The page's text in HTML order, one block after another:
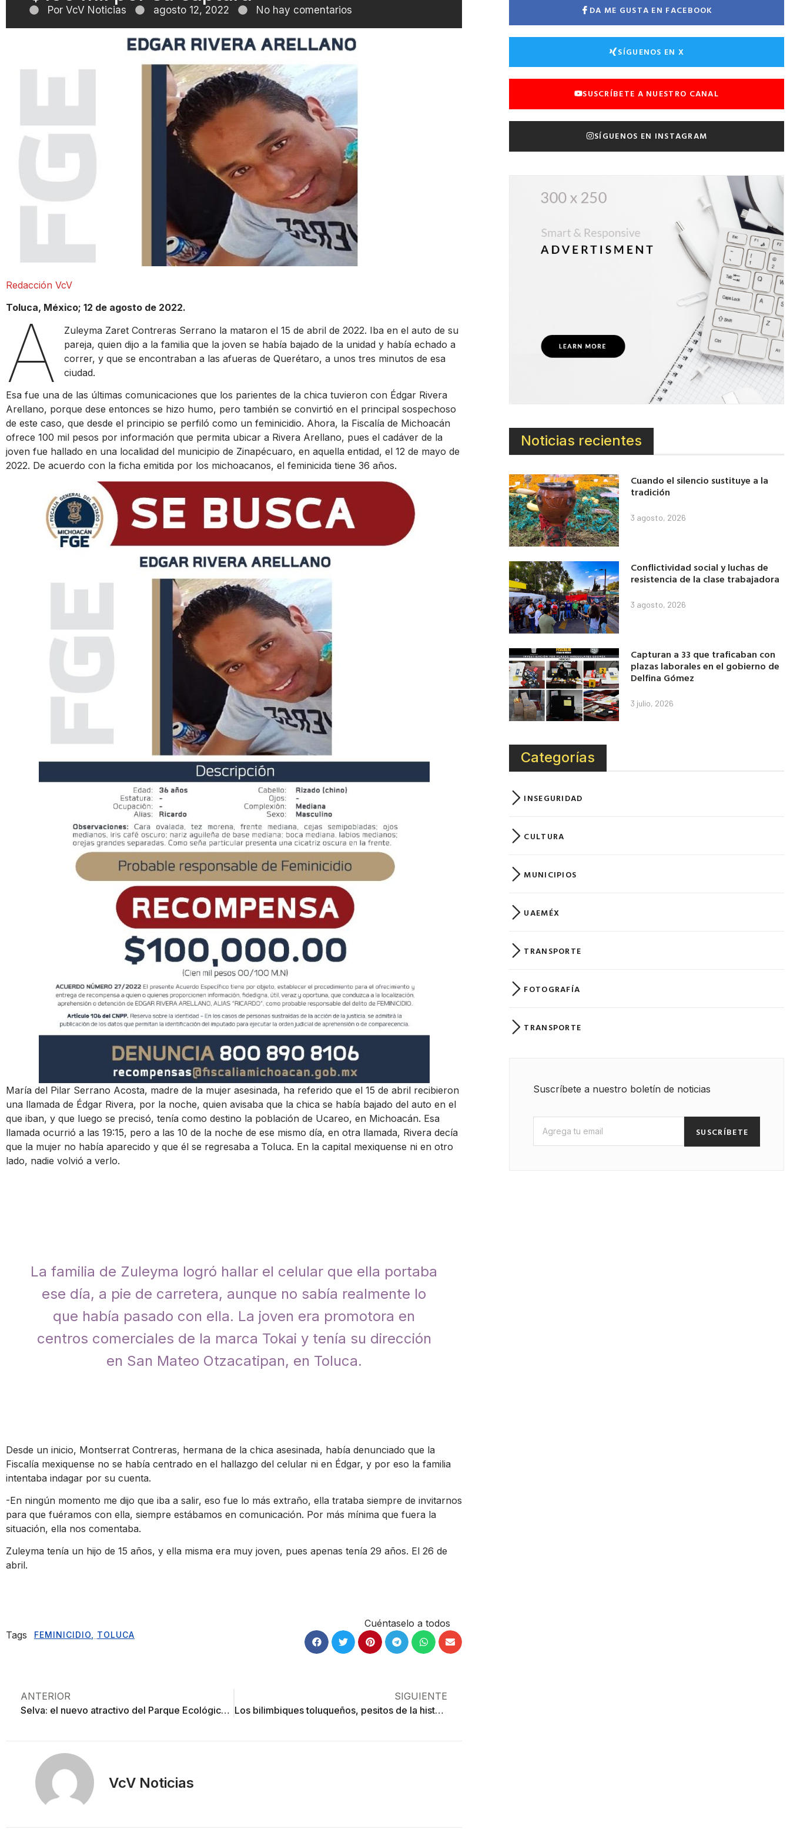
Por VcV Noticias agosto 12, 2022 No hay comentarios
Redacción VcV
Toluca, México; 12 de agosto de 2022.
A
Zuleyma Zaret Contreras Serrano la mataron el 15 de abril de 2022. Iba en el auto de su
pareja, quien dijo a la familia que la joven se había bajado de la unidad y había echado a
correr, y que se encontraban a las afueras de Querétaro, a unos tres minutos de esa
ciudad.
Esa fue una de las últimas comunicaciones que los parientes de la chica tuvieron con Édgar Rivera
Arellano, porque dese entonces se hizo humo, pero también se convirtió en el principal sospechoso
de este caso, que desde el principio se perfiló como un feminicidio. Ahora, la Fiscalía de Michoacán
ofrece 100 mil pesos por información que permita ubicar a Rivera Arellano, pues el cadáver de la
joven fue hallado en una localidad del municipio de Zinapécuaro, en aquella entidad, el 12 de mayo de
2022. De acuerdo con la ficha emitida por los michoacanos, el feminicida tiene 36 años.
María del Pilar Serrano Acosta, madre de la mujer asesinada, ha referido que el 15 de abril recibieron
una llamada de Édgar Rivera, por la noche, quien avisaba que la chica se había bajado del auto en el
que iban, y que luego se precisó, tenía como destino la población de Ucareo, en Michoacán. Esa
llamada ocurrió a las 19:15, pero a las 10 de la noche de ese mismo día, en otra llamada, Rivera decía
que la mujer no había aparecido y que él se regresaba a Toluca. En la capital mexiquense ni en otro
lado, nadie volvió a verlo.
La familia de Zuleyma logró hallar el celular que ella portaba
ese día, a pie de carretera, aunque no sabía realmente lo
que había pasado con ella. La joven era promotora en
centros comerciales de la marca Tokai y tenía su dirección
en San Mateo Otzacatipan, en Toluca.
Desde un inicio, Montserrat Contreras, hermana de la chica asesinada, había denunciado que la
Fiscalía mexiquense no se había centrado en el hallazgo del celular ni en Édgar, y por eso la familia
intentaba indagar por su cuenta.
-En ningún momento me dijo que iba a salir, eso fue lo más extraño, ella trataba siempre de invitarnos
para que fuéramos con ella, siempre estábamos en comunicación. Por más mínima que fuera la
situación, ella nos comentaba.
Zuleyma tenía un hijo de 15 años, y ella misma era muy joven, pues apenas tenía 29 años. El 26 de
abril.
Tags FEMINICIDIO TOLUCA
Cuéntaselo a todos
ANTERIOR
Selva: el nuevo atractivo del Parque Ecológico de Zacango
SIGUIENTE
Los bilimbiques toluqueños, pesitos de la historia
VcV Noticias
DA ME GUSTA EN FACEBOOK
SÍGUENOS EN X
SUSCRÍBETE A NUESTRO CANAL
SÍGUENOS EN INSTAGRAM
Noticias recientes
Cuando el silencio sustituye a la
tradición
3 agosto, 2026
Conflictividad social y luchas de
resistencia de la clase trabajadora
3 agosto, 2026
Capturan a 33 que traficaban con
plazas laborales en el gobierno de
Delfina Gómez
3 julio, 2026
Categorías
INSEGURIDAD
CULTURA
MUNICIPIOS
UAEMÉX
TRANSPORTE
FOTOGRAFÍA
TRANSPORTE
Suscríbete a nuestro boletín de noticias
SUSCRÍBETE